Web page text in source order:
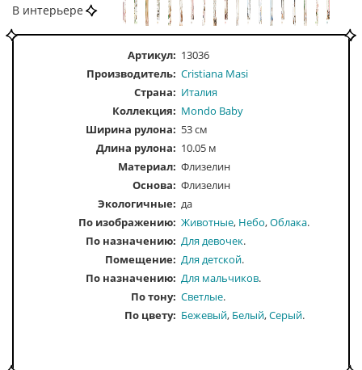
В интерьере
Артикул: 13036
Производитель: Cristiana Masi
Страна: Италия
Коллекция: Mondo Baby
Ширина рулона: 53 см
Длина рулона: 10.05 м
Материал: Флизелин
Основа: Флизелин
Экологичные: да
По изображению Животные Небо Облака
По назначению Для девочек
Помещение Для детской
По назначению Для мальчиков
По тону Светлые
По цвету
Бежевый Белый Серый